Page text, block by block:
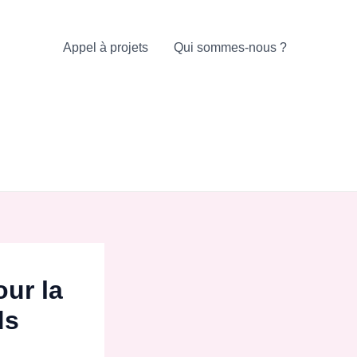
Appel à projets Qui sommes-nous ?
la